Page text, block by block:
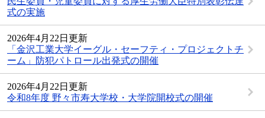
式の実施
2026年4月22日更新
「金沢工業大学イーグル・セーフティ・プロジェクトチ
ーム」防犯パトロール出発式の開催
2026年4月22日更新
令和8年度 野々市寿大学校・大学院開校式の開催